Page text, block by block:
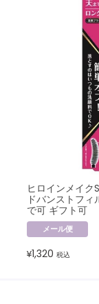
ヒロインメイク
ドバンストフィ
で可 ギフト可
メール便
¥1,320 税込